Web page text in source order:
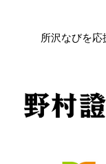
所沢なびを